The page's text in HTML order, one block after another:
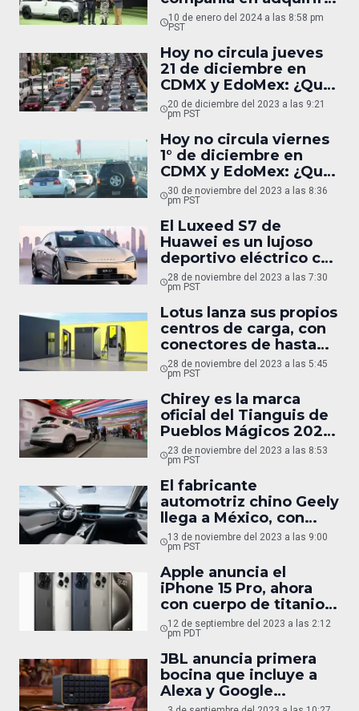
PV5, el vehículo
modular de Kia
10 de enero del 2024 a las 8:58 pm
PST
Hoy no circula jueves
21 de diciembre en
CDMX y EdoMex: ¿Qué
autos descansarán
mañana?
20 de diciembre del 2023 a las 9:21
pm PST
Hoy no circula viernes
1° de diciembre en
CDMX y EdoMex: ¿Qué
autos descansarán
mañana?
30 de noviembre del 2023 a las 8:36
pm PST
El Luxeed S7 de
Huawei es un lujoso
deportivo eléctrico con
855 km de autonomía
28 de noviembre del 2023 a las 7:30
pm PST
Lotus lanza sus propios
centros de carga, con
conectores de hasta
450 kW
28 de noviembre del 2023 a las 5:45
pm PST
Chirey es la marca
oficial del Tianguis de
Pueblos Mágicos 2023
en México
23 de noviembre del 2023 a las 8:53
pm PST
El fabricante
automotriz chino Geely
llega a México, con
camionetas desde
$440,000 MXN
13 de noviembre del 2023 a las 9:00
pm PST
Apple anuncia el
iPhone 15 Pro, ahora
con cuerpo de titanio,
poder gamer y un
nuevo botón
12 de septiembre del 2023 a las 2:12
pm PDT
JBL anuncia primera
bocina que incluye a
Alexa y Google
Assistant a la vez